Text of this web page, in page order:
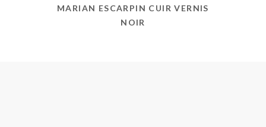
MARIAN ESCARPIN CUIR VERNIS
NOIR